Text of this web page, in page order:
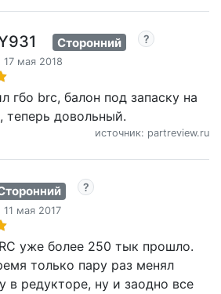
Сторонний
17 мая 2018
гбо brc, балон под запаску на
теперь довольный.
источник: partreview.ru
мая 2017
уже более 250 тык прошло.
только пару раз менял
в редукторе, ну и заодно все